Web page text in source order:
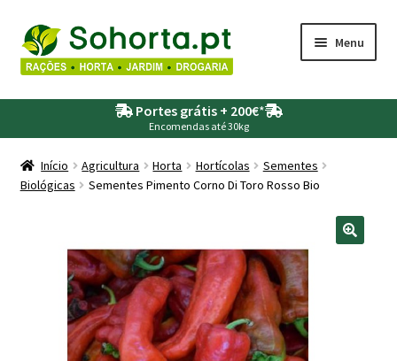
Ir
para
a
navegação
Saltar
para
o
conteúdo
Menu
Agricultura
Drogaria
Jardim
Piscinas
Portes grátis + 200€*
Encomendas até 30kg
Início Agricultura Horta Hortícolas
Sementes
Biológicas
Sementes Pimento Corno Di Toro Rosso Bio